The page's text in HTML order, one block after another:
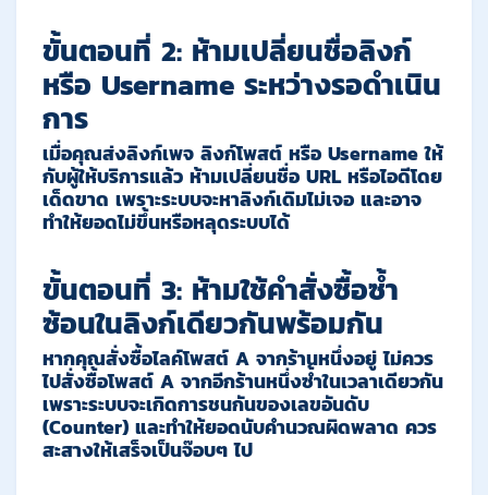
ขั้นตอนที่ 2: ห้ามเปลี่ยนชื่อลิงก์
หรือ Username ระหว่างรอดำเนิน
การ
เมื่อคุณส่งลิงก์เพจ ลิงก์โพสต์ หรือ Username ให้
กับผู้ให้บริการแล้ว ห้ามเปลี่ยนชื่อ URL หรือไอดีโดย
เด็ดขาด เพราะระบบจะหาลิงก์เดิมไม่เจอ และอาจ
ทำให้ยอดไม่ขึ้นหรือหลุดระบบได้
ขั้นตอนที่ 3: ห้ามใช้คำสั่งซื้อซ้ำ
ซ้อนในลิงก์เดียวกันพร้อมกัน
หากคุณสั่งซื้อไลค์โพสต์ A จากร้านหนึ่งอยู่ ไม่ควร
ไปสั่งซื้อโพสต์ A จากอีกร้านหนึ่งซ้ำในเวลาเดียวกัน
เพราะระบบจะเกิดการชนกันของเลขอันดับ
(Counter) และทำให้ยอดนับคำนวณผิดพลาด ควร
สะสางให้เสร็จเป็นจ๊อบๆ ไป